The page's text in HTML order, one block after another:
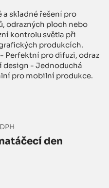
a skladné řešení pro
odrazných ploch nebo
kontrolu světla při
produkcích.
- Perfektní pro difuzi, odraz
design - Jednoduchá
pro mobilní produkce.
den